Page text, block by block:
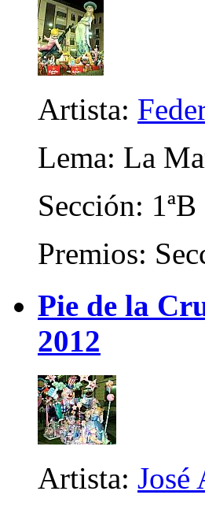
Artista:
Lema: La
Sección: 1ªB
Premios:
Pie de la
2012
Artista: José